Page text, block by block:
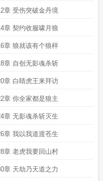
章 受伤突破金丹境
章 契约收服啸月狼
章 狼就该有个狼样
章 自创无影魂杀斩
章 白睛虎王来拜访
章 你全家都是狼主
章 无影魂杀斩灭生
章 我以我道渡苍生
章 老虎我要回山村
章 天劫乃天道之力